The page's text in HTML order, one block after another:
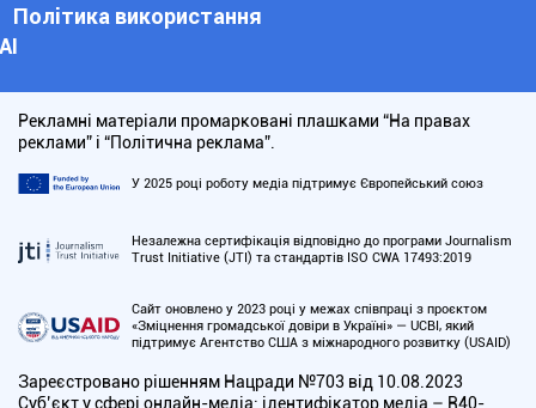
Політика використання
АІ
Рекламні матеріали промарковані плашками “На правах
реклами” і “Політична реклама”.
У 2025 році роботу медіа підтримує Європейський союз
Незалежна сертифікація відповідно до програми Journalism
Trust Initiative (JTI) та стандартів ISO CWA 17493:2019
Сайт оновлено у 2023 році у межах співпраці з проєктом
«Зміцнення громадської довіри в Україні» — UCBI, який
підтримує Агентство США з міжнародного розвитку (USAID)
Зареєстровано рішенням Нацради №703 від 10.08.2023
Cуб’єкт у сфері онлайн-медіа; ідентифікатор медіа – R40-